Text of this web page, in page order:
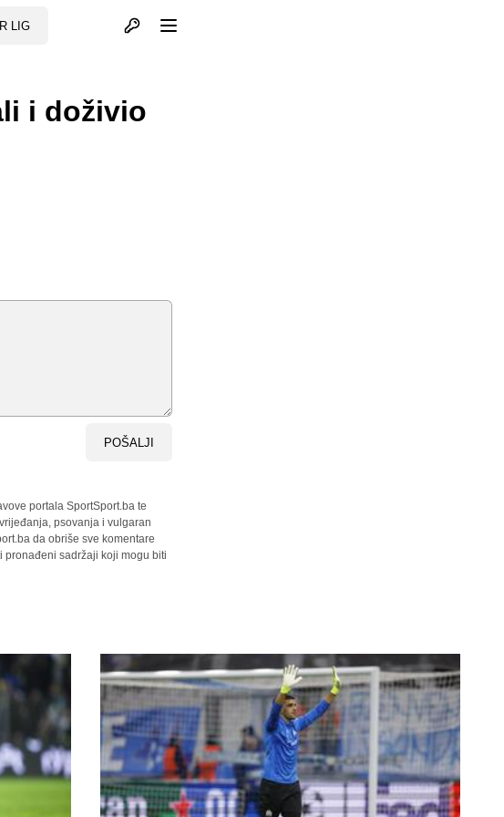
LIG Otvori profil
i doživio
POŠALJI
portala SportSport.ba te
psovanja i vulgaran
da obriše sve komentare
pronađeni sadržaji koji mogu biti